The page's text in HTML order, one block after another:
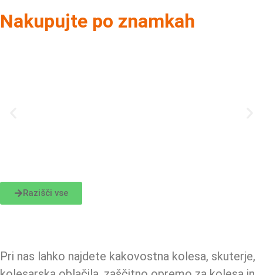
Nakupujte po znamkah
Razišči vse
Pri nas lahko najdete kakovostna kolesa, skuterje,